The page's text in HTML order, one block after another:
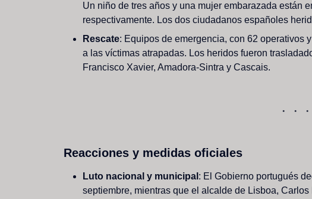
Un niño de tres años y una mujer embarazada están
respectivamente. Los dos ciudadanos españoles
Rescate: Equipos de emergencia, con 62 operativos y
a las víctimas atrapadas. Los heridos fueron
Francisco Xavier, Amadora-Sintra y Cascais.
Reacciones y medidas oficiales
Luto nacional y municipal : El Gobierno portugués
septiembre, mientras que el alcalde de Lisboa, Carlos